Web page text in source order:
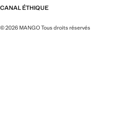
CANAL ÉTHIQUE
© 2026 MANGO Tous droits réservés